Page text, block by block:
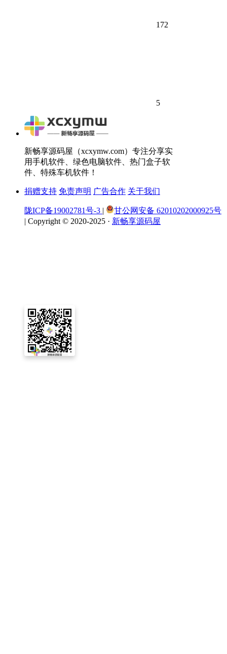
172
5
新畅享源码屋（xcxymw.com）专注分享实
用手机软件、绿色电脑软件、热门盒子软
件、特殊车机软件！
捐赠支持 免责声明 广告合作 关于我们
陇ICP备19002781号-3 |
甘公网安备 62010202000925号
| Copyright © 2020-2025 · 新畅享源码屋